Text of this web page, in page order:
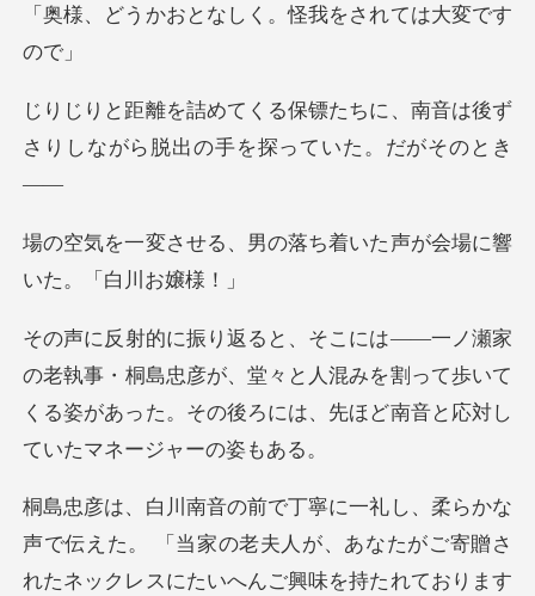
なしく。怪我をされ
ちに、南音は後ず
さりしながら脱出
男の落ち着いた声が会場
桐島忠彦が、堂々と人混みを割って歩いて
くる姿があった。その
あなたがご寄贈さ
れたネックレスにたいへんご興味を持たれております